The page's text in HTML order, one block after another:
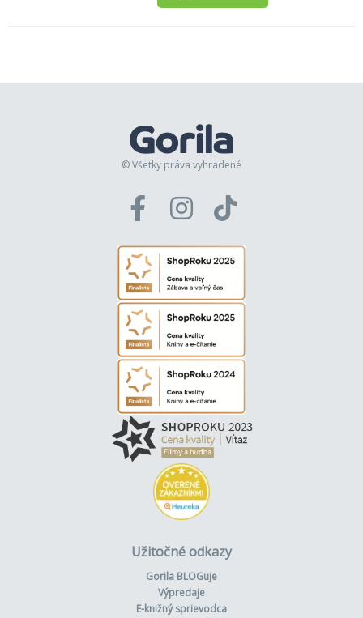
© Všetky práva vyhradené
Užitočné odkazy
Gorila BLOGuje
Výpredaje
E-knižný sprievodca